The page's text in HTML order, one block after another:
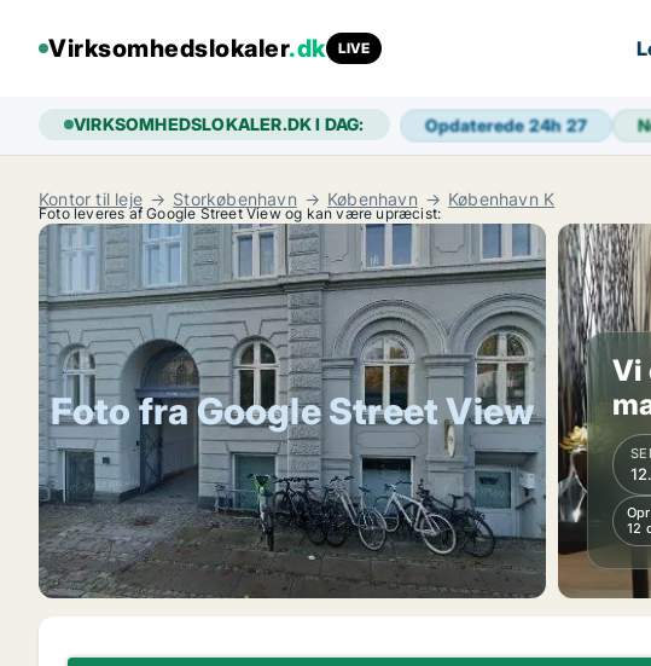
Virksomhedslokaler.dk LIVE
VIRKSOMHEDSLOKALER.DK I DAG: Opdaterede 24h27
Kontor til leje Storkøbenhavn København København K
Foto leveres af Google Street View og kan være upræcist:
Foto fra Google Street View
Vi
12